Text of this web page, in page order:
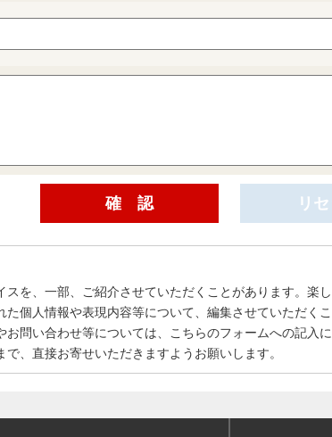
スを、一部、ご紹介させていただくことがあります。楽
個人情報や表現内容等について、編集させていただく
お問い合わせ等については、こちらのフォームへの記入
、直接お寄せいただきますようお願いします。